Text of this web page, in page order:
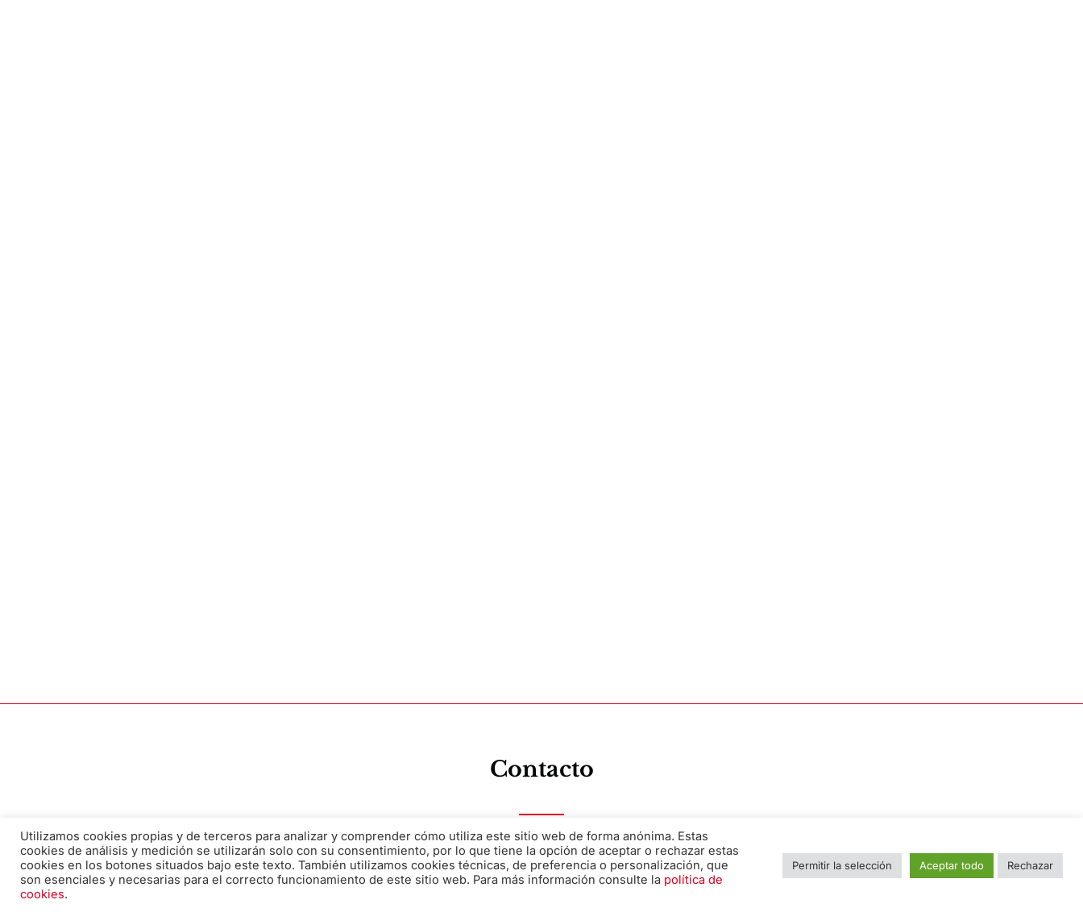
Contacto
Solicita información sobre nuestros servicios o productos
Utilizamos cookies propias y de terceros para analizar y comprender cómo utiliza este sitio web de forma anónima. Estas
cookies de análisis y medición se utilizarán solo con su consentimiento, por lo que tiene la opción de aceptar o rechazar estas
cookies en los botones situados bajo este texto. También utilizamos cookies técnicas, de preferencia o personalización, que
son esenciales y necesarias para el correcto funcionamiento de este sitio web. Para más información consulte la política de
cookies.
Permitir la selección Aceptar todo Rechazar